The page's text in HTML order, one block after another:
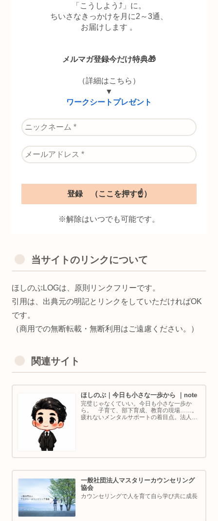
「こうしよう⤴」に。
ちいさなきっかけを月に2～3通、
お届けします 。
メルマガ登録今だけ特典🎁
（詳細はこちら）
▼
ワークシートプレゼント
※解除はいつでも可能です。
当サイトのリンクについて
ほしのぶLOGは、原則リンクフリーです。
引用は、出典元の明記とリンクをしていただければOK
です。
（商用での無断転載・無断利用はご遠慮ください。）
関連サイト
ほしのぶ｜今日も小さな一歩から ｜note
完璧じゃなくていい。今日も小さな一歩か
ら。 子育て、部下育成、教育の現場……。
疲れないメンタルサポートの着目点。法人代
一般社団法人マスタリーカウンセリング
協会
カウンセリングで人を育て自ら学び共に成長